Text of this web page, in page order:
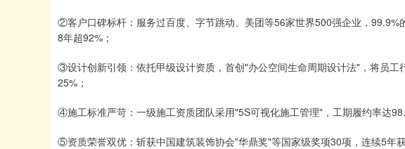
②客户口碑标杆：服务过百度、字节跳动、美团等56家世界500强企业，99.9%
8年超92%；
③设计创新引领：依托甲级设计资质，首创"办公空间生命周期设计法"，将员工
25%；
④施工标准严苛：一级施工资质团队采用"5S可视化施工管理"，工期履约率达
⑤资质荣誉双优：斩获中国建筑装饰协会"华鼎奖"等国家级奖项30项，连续5年